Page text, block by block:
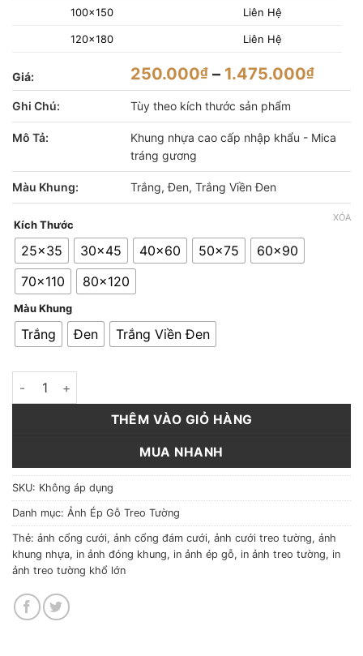
100×150 Liên Hệ
120×180 Liên Hệ
250.000₫ – 1.475.000₫
giá:
đến
Ghi Chú: Tùy theo kích thước sản phẩm
Mô Tả:
Khung nhựa cao cấp nhập khẩu - Mica
tráng gương
Màu Khung: Trắng, Đen, Trắng Viền Đen
Kích Thước
25×35 30x45 40x60 50x75
60x90
70x110
80x120
Màu Khung
Trắng Đen Trắng Viền Đen
XÓA
Ảnh Ép Gỗ Pha Lê - Khung Nhựa Nổi (3 Màu) số lượng
THÊM VÀO GIỎ HÀNG
MUA NHANH
SKU: Không áp dụng
Danh mục: Ảnh Ép Gỗ Treo Tường
Thẻ: ảnh cổng cưới, ảnh cổng đám cưới, ảnh cưới treo tường, ảnh
khung nhựa, in ảnh đóng khung, in ảnh ép gỗ, in ảnh treo tường, in
ảnh treo tường khổ lớn